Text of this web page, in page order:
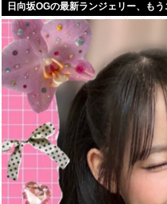
日向坂OGの最新ランジェリー、も